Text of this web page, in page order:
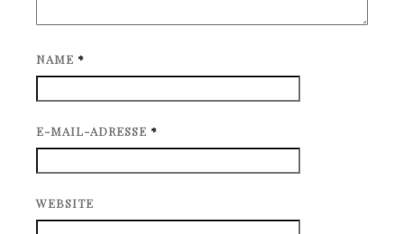
NAME *
E-MAIL-ADRESSE *
WEBSITE